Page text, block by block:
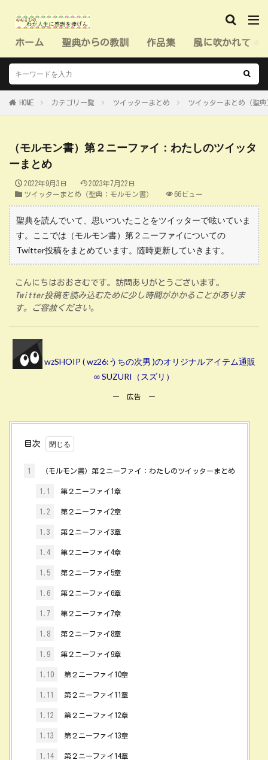
ホーム 聖典からの教訓 作品集 風に吹かれて（
HOME カテゴリ一覧 ツイッターまとめ ツイッターまとめ（聖典
（モルモン書）第２ニーファイ：わたしのツイッタ
ーまとめ
2022年9月3日
2023年7月22日
ツイッターまとめ（聖典：モルモン書）
66ビュー
聖典を読んでいて、思いついたことをツイッターで呟いていま
す。ここでは（モルモン書）第２ニーファイについての
Twitter投稿をまとめています。随時更新していきます。
こんにちはおおさむです。訪問ありがとうございます。
Twitter投稿を読み込むために少し時間がかかることがありま
す。ご容赦ください。
wzSHOIP ( wz26:うちの次男 )のオリジナルアイテム通販
∞ SUZURI（スズリ）
ー 広告 ー
目次
1 （モルモン書）第２ニーファイ：わたしのツイッターまとめ
1.1 第２ニーファイ1章
1.2 第２ニーファイ2章
1.3 第２ニーファイ3章
1.4 第２ニーファイ4章
1.5 第２ニーファイ5章
1.6 第２ニーファイ6章
1.7 第２ニーファイ7章
1.8 第２ニーファイ8章
1.9 第２ニーファイ9章
1.10 第２ニーファイ10章
1.11 第２ニーファイ11章
1.12 第２ニーファイ12章
1.13 第２ニーファイ13章
1.14 第２ニーファイ14章